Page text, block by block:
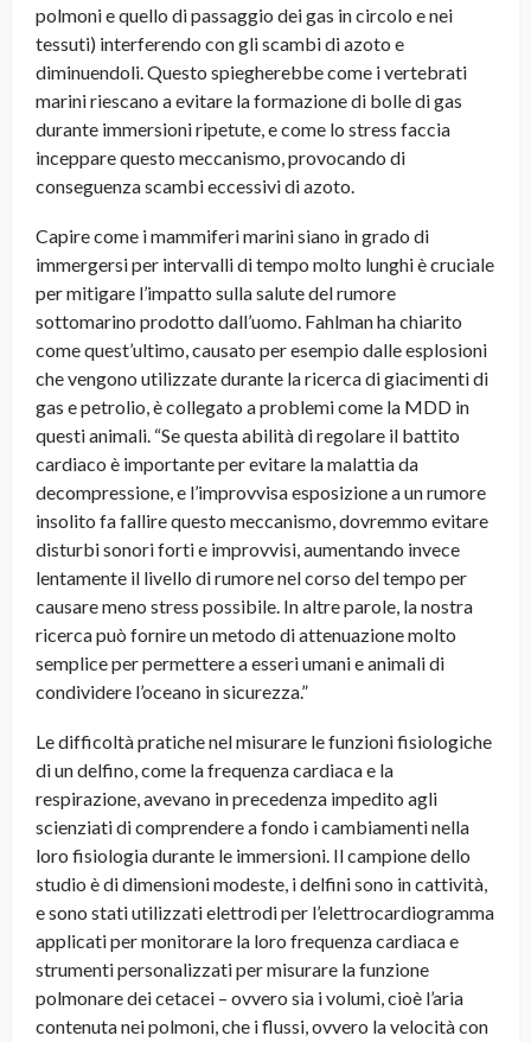
polmoni e quello di passaggio dei gas in circolo e nei
tessuti) interferendo con gli scambi di azoto e
diminuendoli. Questo spiegherebbe come i vertebrati
marini riescano a evitare la formazione di bolle di gas
durante immersioni ripetute, e come lo stress faccia
inceppare questo meccanismo, provocando di
conseguenza scambi eccessivi di azoto.
Capire come i mammiferi marini siano in grado di
immergersi per intervalli di tempo molto lunghi è cruciale
per mitigare l’impatto sulla salute del rumore
sottomarino prodotto dall’uomo. Fahlman ha chiarito
come quest’ultimo, causato per esempio dalle esplosioni
che vengono utilizzate durante la ricerca di giacimenti di
gas e petrolio, è collegato a problemi come la MDD in
questi animali. “Se questa abilità di regolare il battito
cardiaco è importante per evitare la malattia da
decompressione, e l’improvvisa esposizione a un rumore
insolito fa fallire questo meccanismo, dovremmo evitare
disturbi sonori forti e improvvisi, aumentando invece
lentamente il livello di rumore nel corso del tempo per
causare meno stress possibile. In altre parole, la nostra
ricerca può fornire un metodo di attenuazione molto
semplice per permettere a esseri umani e animali di
condividere l’oceano in sicurezza.”
Le difficoltà pratiche nel misurare le funzioni fisiologiche
di un delfino, come la frequenza cardiaca e la
respirazione, avevano in precedenza impedito agli
scienziati di comprendere a fondo i cambiamenti nella
loro fisiologia durante le immersioni. Il campione dello
studio è di dimensioni modeste, i delfini sono in cattività,
e sono stati utilizzati elettrodi per l’elettrocardiogramma
applicati per monitorare la loro frequenza cardiaca e
strumenti personalizzati per misurare la funzione
polmonare dei cetacei – ovvero sia i volumi, cioè l’aria
contenuta nei polmoni, che i flussi, ovvero la velocità con